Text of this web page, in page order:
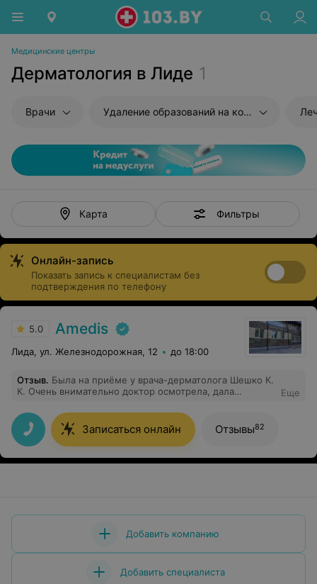
Медицинские центры
Дерматология в Лиде 1
Врачи Удаление образований на коже
Карта Фильтры
Онлайн-запись
Показать запись к специалистам без
подтверждения по телефону
5.0 Amedis
Лида, ул. Железнодорожная, 12 до 18:00
Отзыв. Была на приёме у врача-дерматолога Шешко К.
К. Очень внимательно доктор осмотрела, дала
довольна, всем рекомендую!
Еще
Записаться онлайн Отзывы82
Добавить компанию
Добавить специалиста